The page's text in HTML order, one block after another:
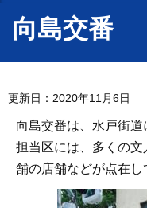
向島交番
更新日：2020年11月6日
向島交番は、水戸街道
担当区には、多くの
舗の店舗などが点在し